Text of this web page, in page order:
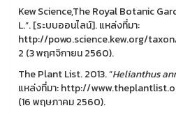
Kew Science,The Royal Botanic
L.”. [ระบบออนไลน์]. แหล่งที่มา:
http://powo.science.kew.org/
2 (3 พฤศจิกายน 2560).
The Plant List. 2013. “Helianthus
แหล่งที่มา: http://
(16 พฤษภาคม 2560).